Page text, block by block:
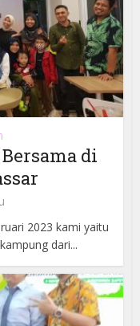
di
2023 kami yaitu
dari...